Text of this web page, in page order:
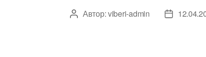
Автор
Автор:viberi-admin
Дата